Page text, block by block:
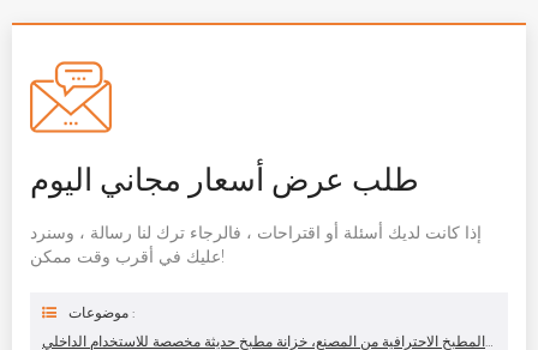
طلب عرض أسعار مجاني اليوم
إذا كانت لديك أسئلة أو اقتراحات ، فالرجاء ترك لنا رسالة ، وسنرد
عليك في أقرب وقت ممكن!
موضوعات :
تصميم خزائن المطبخ الاحترافية من المصنع، خزانة مطبخ حديثة مخصصة للاستخدام الداخلي